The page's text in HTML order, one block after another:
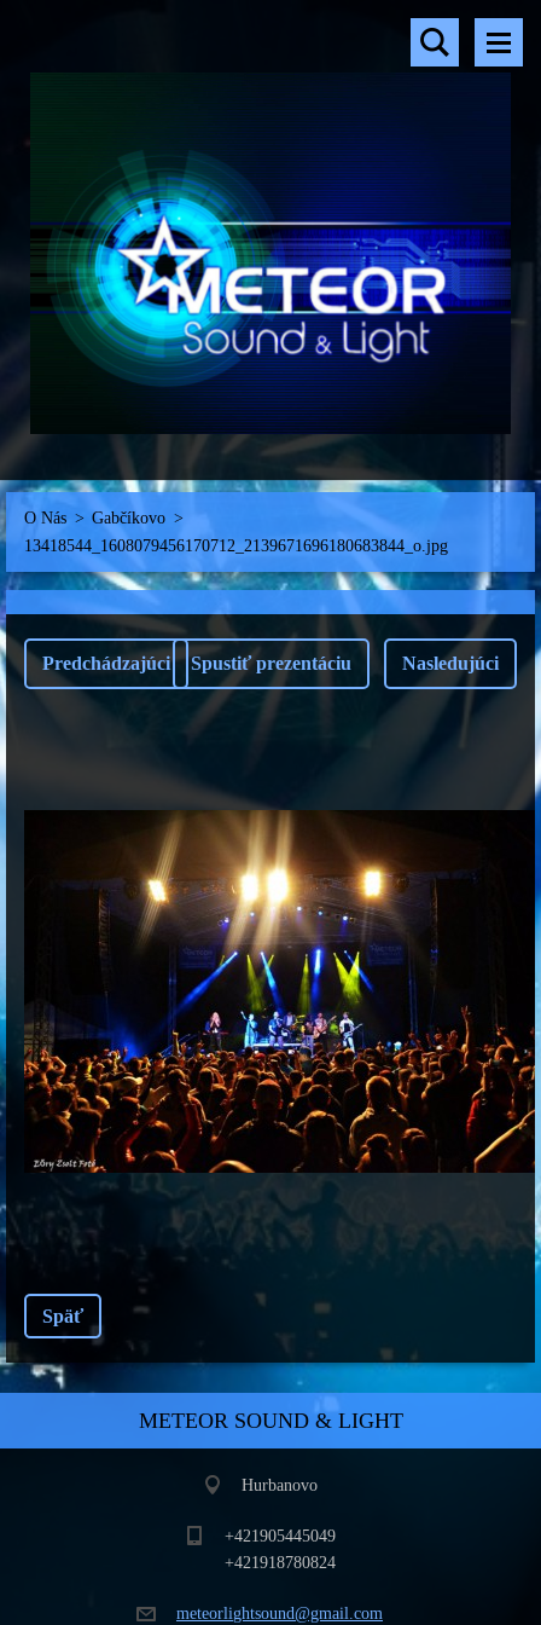
O Nás > Gabčíkovo >
13418544_1608079456170712_2139671696180683844_o.jpg
Predchádzajúci Spustiť prezentáciu Nasledujúci
Späť
METEOR SOUND & LIGHT
Hurbanovo
+421905445049
+421918780824
meteorlightsound@gmail.com